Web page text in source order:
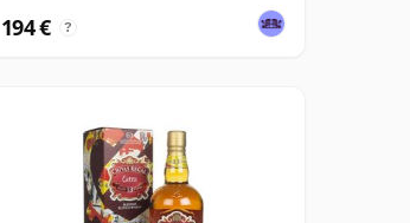
194 € ?